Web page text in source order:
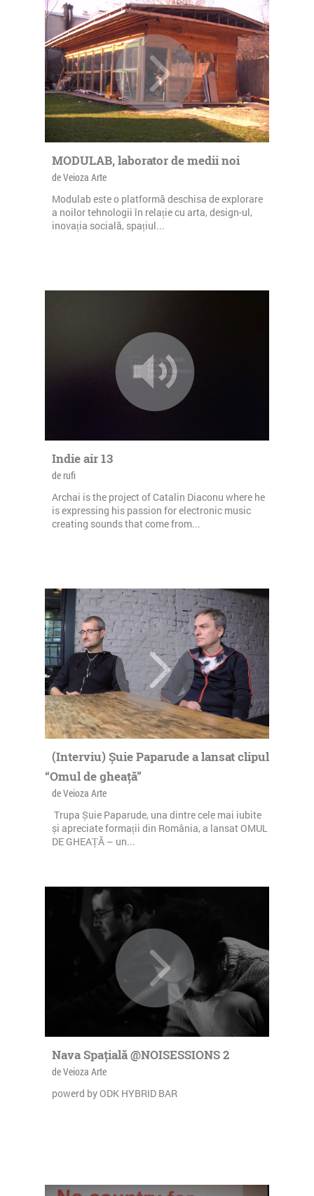
MODULAB, laborator de medii noi
de Veioza Arte
Modulab este o platformă deschisa de explorare
a noilor tehnologii în relație cu arta, design-ul,
inovația socială, spațiul...
Indie air 13
de rufi
Archai is the project of Catalin Diaconu where he
is expressing his passion for electronic music
creating sounds that come from...
(Interviu) Șuie Paparude a lansat clipul
“Omul de gheață”
de Veioza Arte
Trupa Șuie Paparude, una dintre cele mai iubite
și apreciate formații din România, a lansat OMUL
DE GHEAȚĂ – un...
Nava Spațială @NOISESSIONS 2
de Veioza Arte
powerd by ODK HYBRID BAR